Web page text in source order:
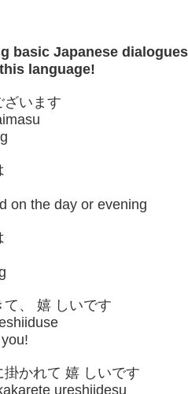
basic Japanese
language!
ざいます
on the day or evening
、 嬉 しいです
掛かれて 嬉 しいです
ureshiidesu